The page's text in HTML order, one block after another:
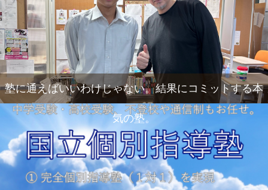
塾に通えばいいわけじゃない。結果にコミットする本
気の塾。